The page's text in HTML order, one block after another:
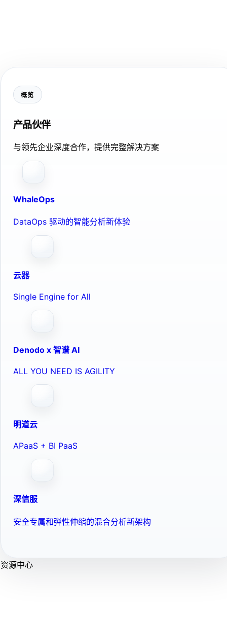
概览
产品伙伴
与领先企业深度合作，提供完整解决方案
WhaleOps
DataOps 驱动的智能分析新体验
云器
Single Engine for All
Denodo x 智谱 AI
ALL YOU NEED IS AGILITY
明道云
APaaS + BI PaaS
深信服
安全专属和弹性伸缩的混合分析新架构
资源中心